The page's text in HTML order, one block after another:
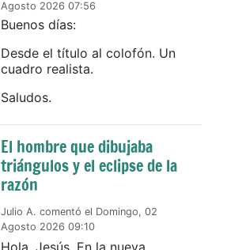
Agosto 2026 07:56
Buenos días:
Desde el título al colofón. Un
cuadro realista.
Saludos.
El hombre que dibujaba
triángulos y el eclipse de la
razón
Julio A. comentó el Domingo, 02
Agosto 2026 09:10